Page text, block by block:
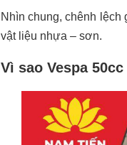
Nhìn chung, chênh lệch
vật liệu nhựa – sơn.
Vì sao Vespa